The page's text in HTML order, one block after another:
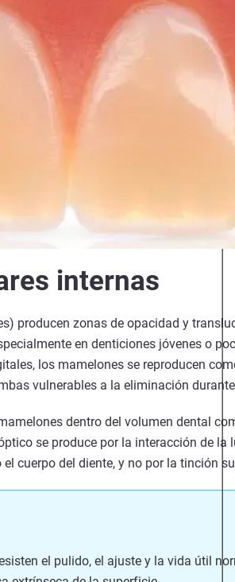
internas
producen zonas de opacidad y
en denticiones jóvenes o
los mamelones se reproducen
vulnerables a la eliminación
dentro del volumen dental
se produce por la interacción de la
cuerpo del diente, y no por la tinción
el pulido, el ajuste y la vida útil